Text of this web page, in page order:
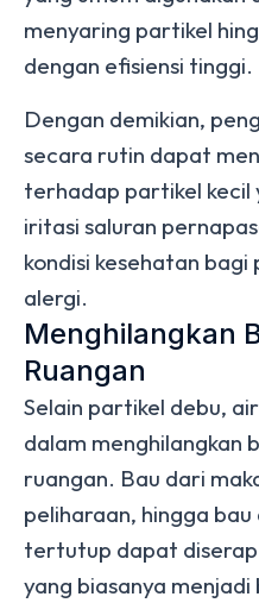
menyaring partikel
dengan efisiensi tinggi.
Dengan demikian,
secara rutin dapat
terhadap partikel kecil
iritasi saluran
kondisi kesehatan
alergi.
Menghilangkan
Ruangan
Selain partikel debu,
dalam menghilangkan
ruangan. Bau dari
peliharaan, hingga
tertutup dapat
yang biasanya